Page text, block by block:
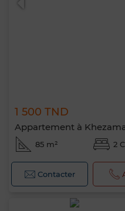
1 500 TND
Appartement à
85 m² 2
Contacter